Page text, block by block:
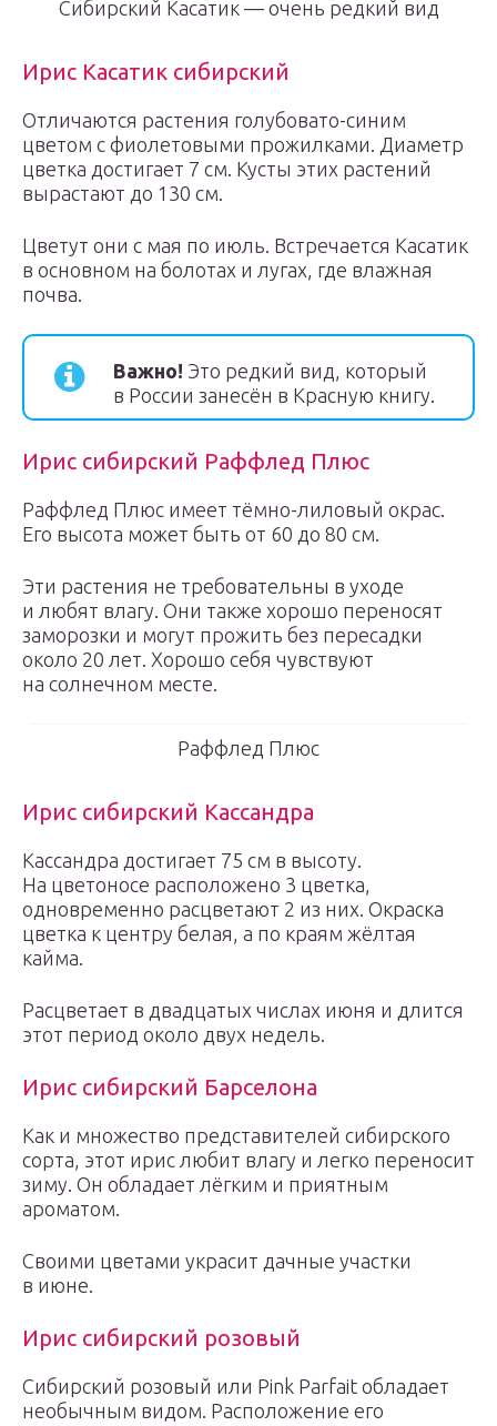
Сибирский Касатик — очень редкий вид
Ирис Касатик сибирский
Отличаются растения голубовато-синим
цветом с фиолетовыми прожилками. Диаметр
цветка достигает 7 см. Кусты этих растений
вырастают до 130 см.
Цветут они с мая по июль. Встречается Касатик
в основном на болотах и лугах, где влажная
почва.
Важно! Это редкий вид, который
в России занесён в Красную книгу.
Ирис сибирский Раффлед Плюс
Раффлед Плюс имеет тёмно-лиловый окрас.
Его высота может быть от 60 до 80 см.
Эти растения не требовательны в уходе
и любят влагу. Они также хорошо переносят
заморозки и могут прожить без пересадки
около 20 лет. Хорошо себя чувствуют
на солнечном месте.
Раффлед Плюс
Ирис сибирский Кассандра
Кассандра достигает 75 см в высоту.
На цветоносе расположено 3 цветка,
одновременно расцветают 2 из них. Окраска
цветка к центру белая, а по краям жёлтая
кайма.
Расцветает в двадцатых числах июня и длится
этот период около двух недель.
Ирис сибирский Барселона
Как и множество представителей сибирского
сорта, этот ирис любит влагу и легко переносит
зиму. Он обладает лёгким и приятным
ароматом.
Своими цветами украсит дачные участки
в июне.
Ирис сибирский розовый
Сибирский розовый или Pink Parfait обладает
необычным видом. Расположение его